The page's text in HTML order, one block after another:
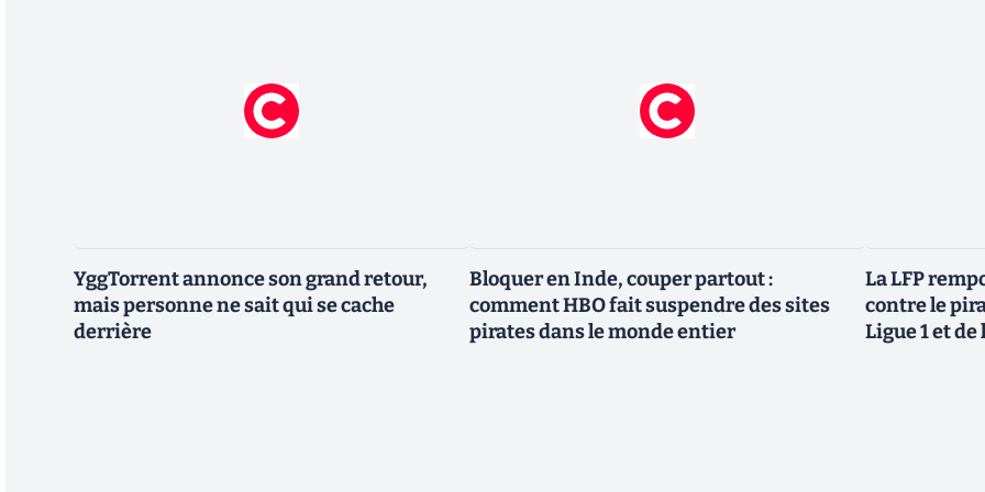
YggTorrent annonce son grand retour,
mais personne ne sait qui se cache
derrière
Bloquer en Inde, couper partout :
comment HBO fait suspendre des sites
pirates dans le monde entier
La LFP
contre le
Ligue 1 et de